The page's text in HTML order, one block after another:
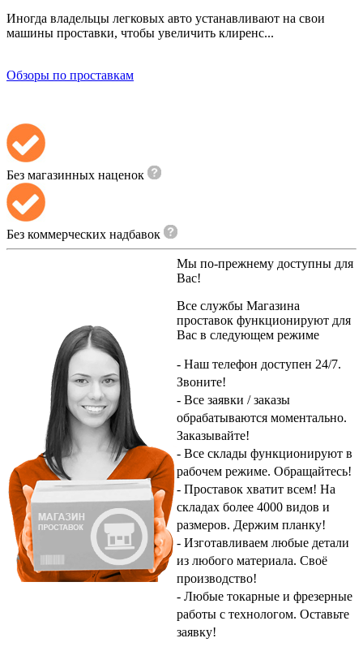
Иногда владельцы легковых авто устанавливают на свои
машины проставки, чтобы увеличить клиренс...
Обзоры по проставкам
Без магазинных наценок
Без коммерческих надбавок
Мы по-прежнему доступны для
Вас!
Все службы Магазина
проставок функционируют для
Вас в следующем режиме
- Наш телефон доступен 24/7.
Звоните!
- Все заявки / заказы
обрабатываются моментально.
Заказывайте!
- Все склады функционируют в
рабочем режиме. Обращайтесь!
- Проставок хватит всем! На
складах более 4000 видов и
размеров. Держим планку!
- Изготавливаем любые детали
из любого материала. Своё
производство!
- Любые токарные и фрезерные
работы с технологом. Оставьте
заявку!